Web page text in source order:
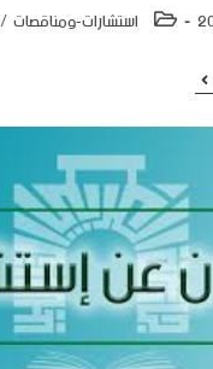
استشارات-ومناقصات/